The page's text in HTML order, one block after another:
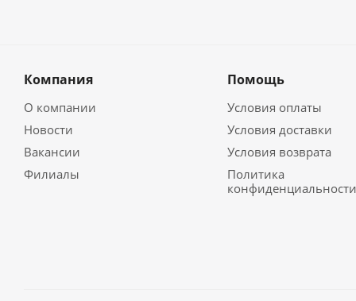
Компания
О компании
Новости
Вакансии
Филиалы
Помощь
Условия оплаты
Условия доставки
Условия возврата
Политика
конфиденциальности